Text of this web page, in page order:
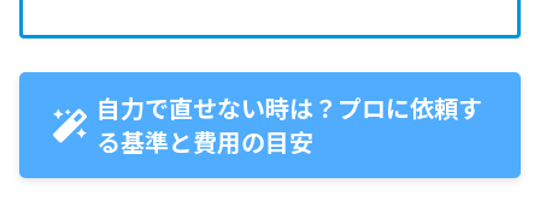
自力で直せない時は？プロに依頼す
る基準と費用の目安